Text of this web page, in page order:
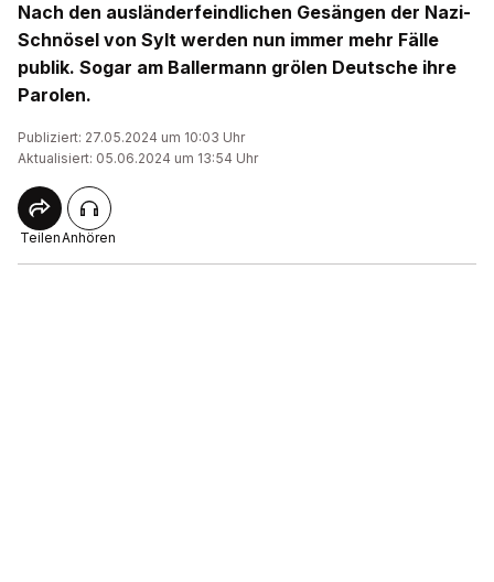
Nach den ausländerfeindlichen Gesängen der Nazi-
Schnösel von Sylt werden nun immer mehr Fälle
publik. Sogar am Ballermann grölen Deutsche ihre
Parolen.
Publiziert: 27.05.2024 um 10:03 Uhr
Aktualisiert: 05.06.2024 um 13:54 Uhr
TeilenAnhören